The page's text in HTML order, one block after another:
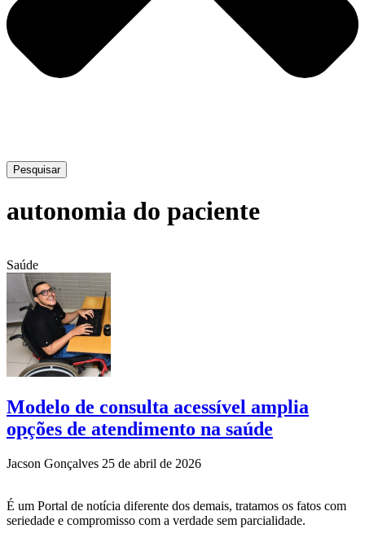
Pesquisar
autonomia do paciente
Saúde
Modelo de consulta acessível amplia
opções de atendimento na saúde
Jacson Gonçalves 25 de abril de 2026
É um Portal de notícia diferente dos demais, tratamos os fatos com
seriedade e compromisso com a verdade sem parcialidade.